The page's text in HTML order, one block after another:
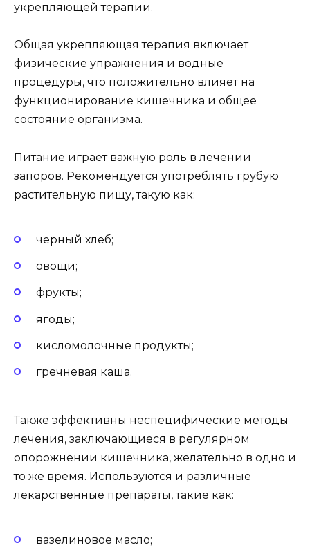
укрепляющей терапии.
Общая укрепляющая терапия включает
физические упражнения и водные
процедуры, что положительно влияет на
функционирование кишечника и общее
состояние организма.
Питание играет важную роль в лечении
запоров. Рекомендуется употреблять грубую
растительную пищу, такую как:
черный хлеб;
овощи;
фрукты;
ягоды;
кисломолочные продукты;
гречневая каша.
Также эффективны неспецифические методы
лечения, заключающиеся в регулярном
опорожнении кишечника, желательно в одно и
то же время. Используются и различные
лекарственные препараты, такие как:
вазелиновое масло;